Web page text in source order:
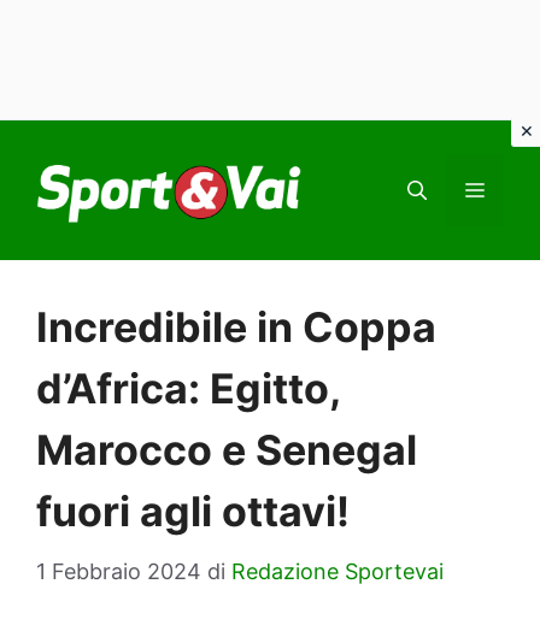
contenuto
Incredibile in Coppa
d’Africa: Egitto,
Marocco e Senegal
fuori agli ottavi!
1 Febbraio 2024 di Redazione Sportevai